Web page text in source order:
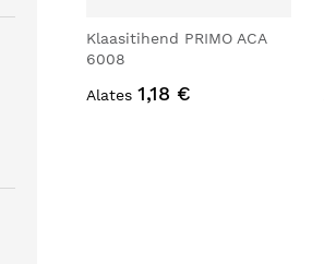
Klaasitihend PRIMO ACA
6008
Alates 1,18 €